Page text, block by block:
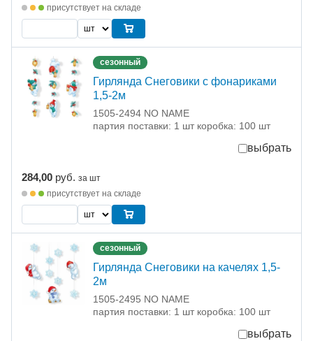
присутствует на складе
сезонный
Гирлянда Снеговики с фонариками
1,5-2м
1505-2494 NO NAME
партия поставки: 1 шт коробка: 100 шт
выбрать
284,00 руб. за шт
присутствует на складе
сезонный
Гирлянда Снеговики на качелях 1,5-
2м
1505-2495 NO NAME
партия поставки: 1 шт коробка: 100 шт
выбрать